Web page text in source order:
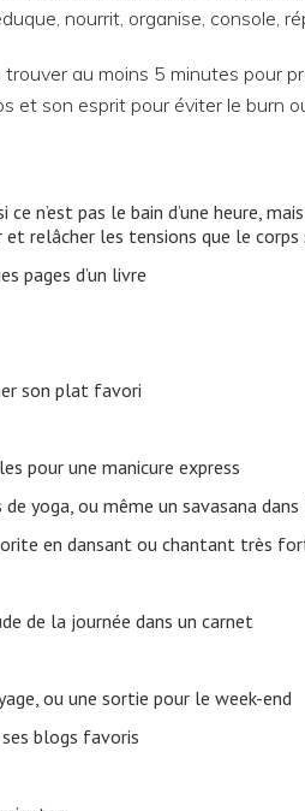
nourrit, organise, console,
trouver au moins 5 minutes pour
et son esprit pour éviter le burn
ce n’est pas le bain d’une heure,
et relâcher les tensions que le
pages d’un livre
son plat favori
pour une manicure express
yoga, ou même un savasana
en dansant ou chantant très
de la journée dans un carnet
ou une sortie pour le week-end
blogs favoris